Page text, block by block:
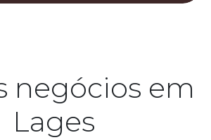
negócios em
Lages